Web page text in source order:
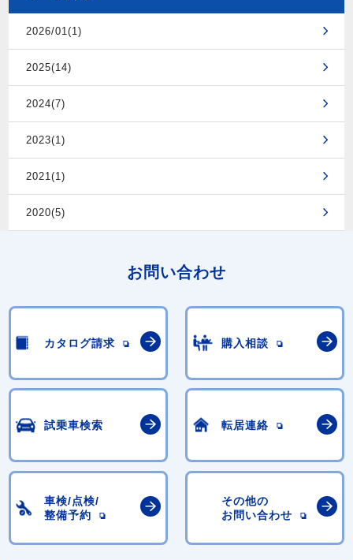
2026/01(1)
2025(14)
2024(7)
2023(1)
2021(1)
2020(5)
お問い合わせ
カタログ請求 購入相談
試乗車検索 転居連絡
車検/点検/
整備予約
その他の
お問い合わせ